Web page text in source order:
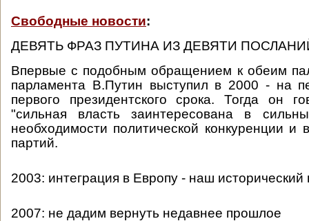
Свободные новости:
ДЕВЯТЬ ФРАЗ ПУТИНА ИЗ ДЕВЯТИ
Впервые с подобным обращением к обеим
парламента В.Путин выступил в 2000 - на
первого президентского срока. Тогда он
"сильная власть заинтересована в
необходимости политической конкуренции и
партий.
2003: интеграция в Европу - наш
2007: не дадим вернуть недавнее прошлое